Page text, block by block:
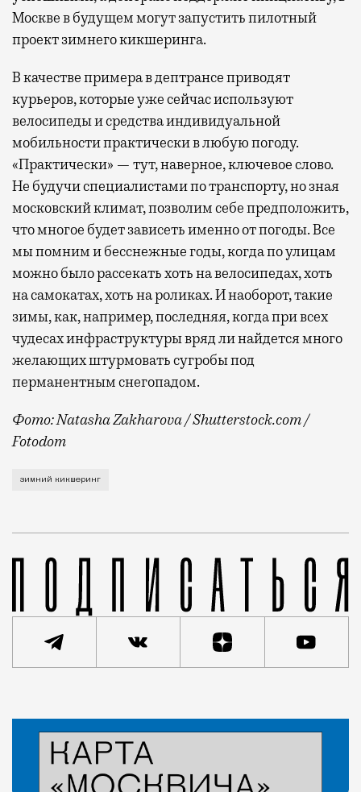
Москве в будущем могут запустить пилотный
проект зимнего кикшеринга.
В качестве примера в дептрансе приводят
курьеров, которые уже сейчас используют
велосипеды и средства индивидуальной
мобильности практически в любую погоду.
«Практически» — тут, наверное, ключевое слово.
Не будучи специалистами по транспорту, но зная
московский климат, позволим себе предположить,
что многое будет зависеть именно от погоды. Все
мы помним и бесснежные годы, когда по улицам
можно было рассекать хоть на велосипедах, хоть
на самокатах, хоть на роликах. И наоборот, такие
зимы, как, например, последняя, когда при всех
чудесах инфраструктуры вряд ли найдется много
желающих штурмовать сугробы под
перманентным снегопадом.
Фото: Natasha Zakharova / Shutterstock.com /
Fotodom
Об этом рассказал на Международном
зимний кикшеринг
Город